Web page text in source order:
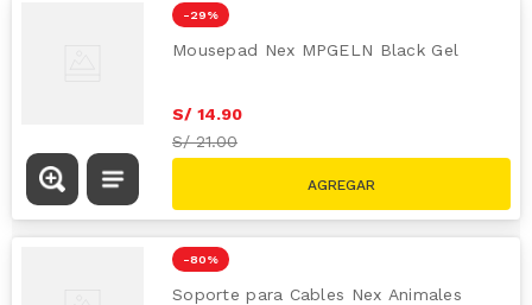
-29 %
Mousepad Nex MPGELN Black Gel
S/ 14.90
S/21.00
-80 %
Soporte para Cables Nex Animales